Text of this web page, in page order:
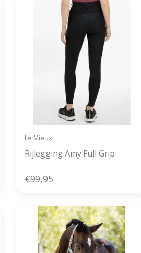
Le Mieux
Rijlegging Amy Full Grip
€99,95